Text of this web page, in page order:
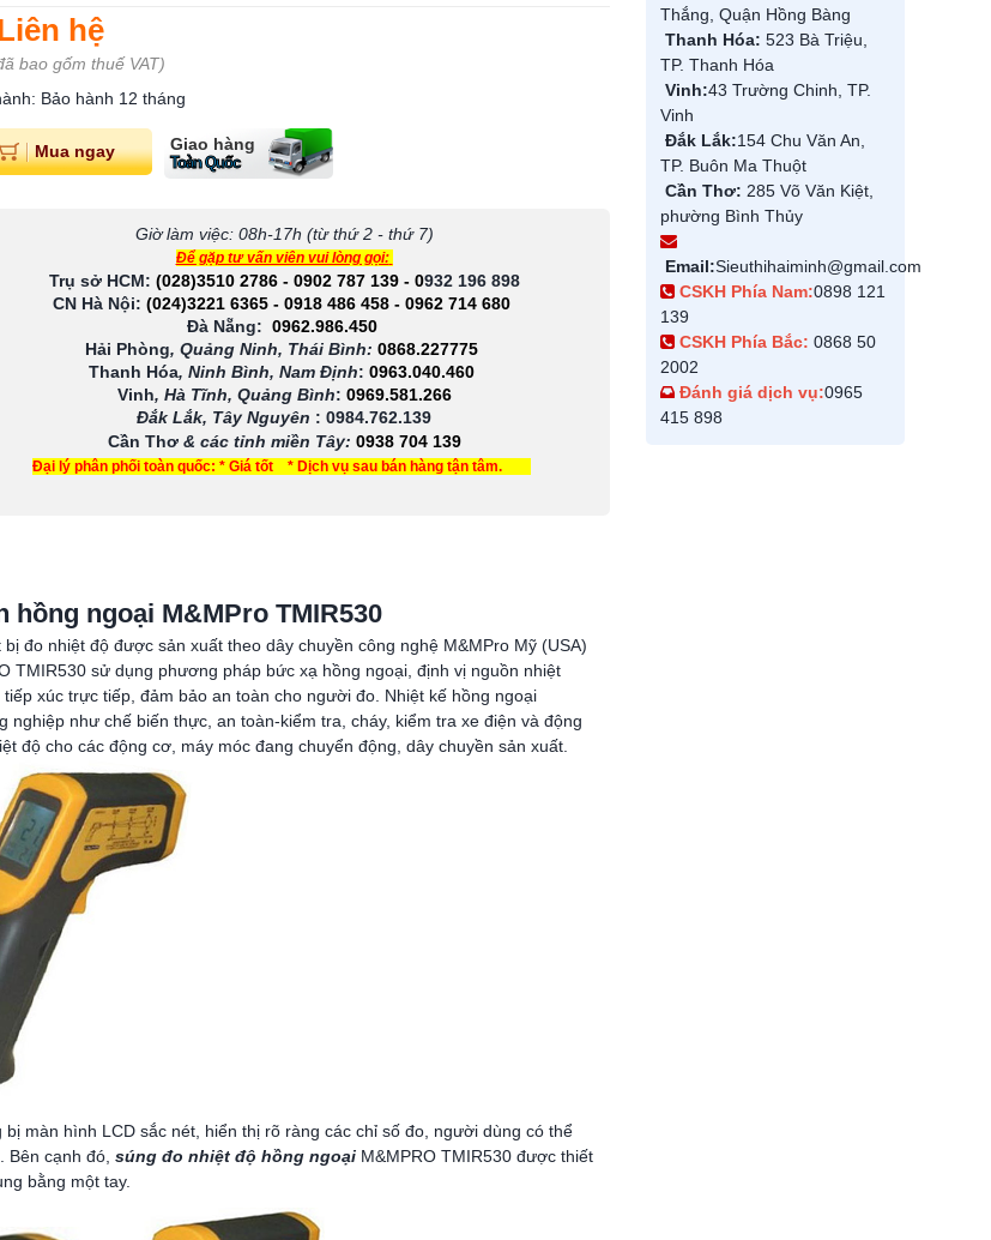
hệ
bao gốm thuế VAT)
Bảo hành 12 tháng
Mua ngay Giao hàng
Toàn Quốc
Giờ làm việc: 08h-17h (từ thứ 2 - thứ 7)
Để gặp tư vấn viên vui lòng gọi:
Trụ sở HCM: (028)3510 2786 - 0902 787 139- 0932 196 898
CN Hà Nội: (024)3221 6365 - 0918 486 458 - 0962 714 680
Đà Nẵng: 0962.986.450
Hải Phòng, Quảng Ninh, Thái Bình: 0868.227775
Thanh Hóa, Ninh Bình, Nam Định: 0963.040.460
Vinh, Hà Tĩnh, Quảng Bình: 0969.581.266
Đắk Lắk, Tây Nguyên : 0984.762.139
Cần Thơ & các tỉnh miền Tây: 0938 704 139
Đại lý phân phối toàn quốc: * Giá tốt * Dịch vụ sau bán hàng tận tâm.
Thắng, Quận Hồng Bàng
Thanh Hóa: 523 Bà Triệu,
TP. Thanh Hóa
Vinh:43 Trường Chinh, TP.
Vinh
Đắk Lắk:154 Chu Văn An,
TP. Buôn Ma Thuột
Cần Thơ: 285 Võ Văn Kiệt,
phường Bình Thủy
Email:Sieuthihaiminh@gmail.com
CSKH Phía Nam:0898 121
139
CSKH Phía Bắc: 0868 50
2002
Đánh giá dịch vụ:0965
415 898
hồng ngoại M&MPro TMIR530
đo nhiệt độ được sản xuất theo dây chuyền công nghệ M&MPro Mỹ (USA)
TMIR530 sử dụng phương pháp bức xạ hồng ngoại, định vị nguồn nhiệt
xúc trực tiếp, đảm bảo an toàn cho người đo. Nhiệt kế hồng ngoại
như chế biến thực, an toàn-kiểm tra, cháy, kiểm tra xe điện và động
cho các động cơ, máy móc đang chuyển động, dây chuyền sản xuất.
màn hình LCD sắc nét, hiển thị rõ ràng các chỉ số đo, người dùng có thể
cạnh đó, súng đo nhiệt độ hồng ngoại M&MPRO TMIR530 được thiết
bằng một tay.